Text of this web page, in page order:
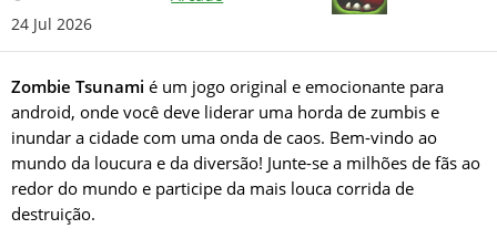
24 Jul 2026
Zombie Tsunami é um jogo original e emocionante para
android, onde você deve liderar uma horda de zumbis e
inundar a cidade com uma onda de caos. Bem-vindo ao
mundo da loucura e da diversão! Junte-se a milhões de fãs ao
redor do mundo e participe da mais louca corrida de
destruição.